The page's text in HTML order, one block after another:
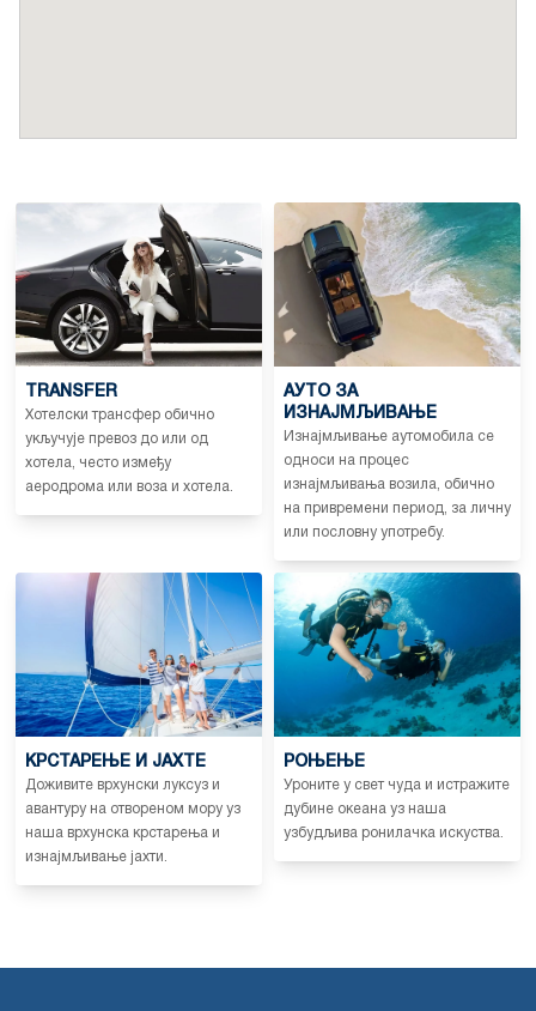
TRANSFER
Хотелски трансфер обично
укључује превоз до или од
хотела, често између
аеродрома или воза и хотела.
АУТО ЗА
ИЗНАЈМЉИВАЊЕ
Изнајмљивање аутомобила се
односи на процес
изнајмљивања возила, обично
на привремени период, за личну
или пословну употребу.
КРСТАРЕЊЕ И ЈАХТЕ
Доживите врхунски луксуз и
авантуру на отвореном мору уз
наша врхунска крстарења и
изнајмљивање јахти.
РОЊЕЊЕ
Уроните у свет чуда и истражите
дубине океана уз наша
узбудљива ронилачка искуства.